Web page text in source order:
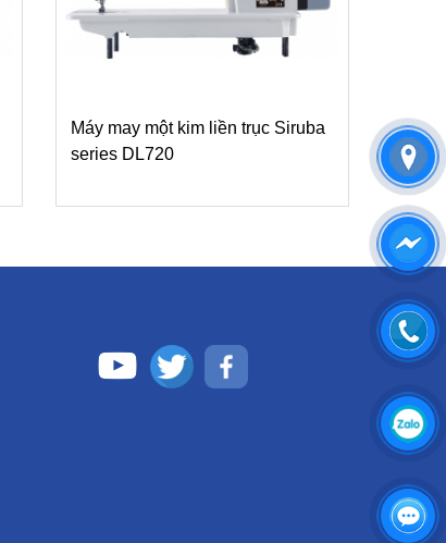
Máy may một kim liền trục Siruba
series DL720